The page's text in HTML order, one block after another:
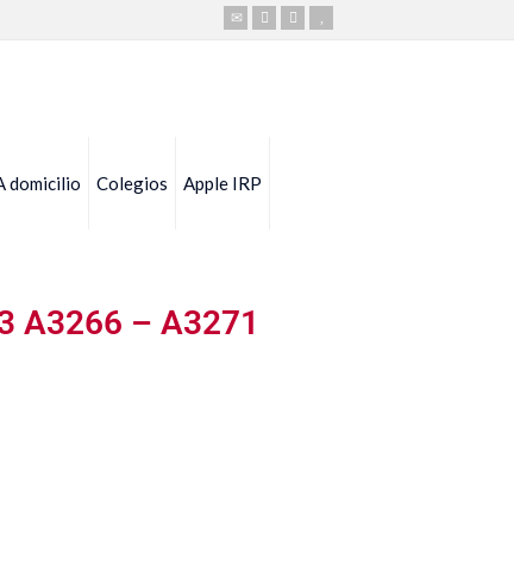
domicilio Colegios Apple IRP
A3266 – A3271